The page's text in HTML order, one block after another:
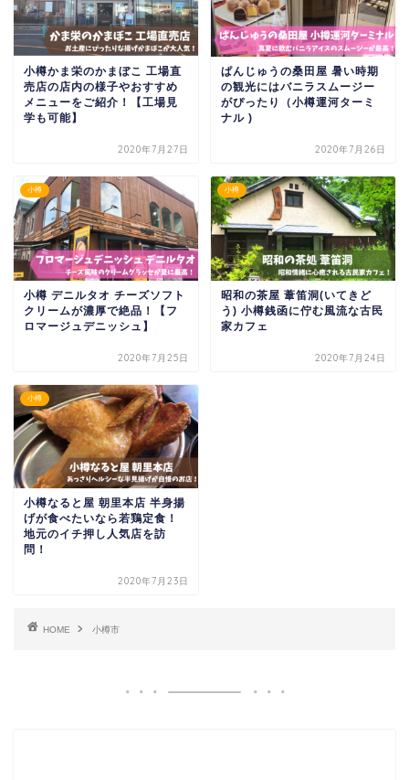
小樽かま栄のかまぼこ 工場直
売店の店内の様子やおすすめ
メニューをご紹介！【工場見
学も可能】
2020年7月27日
ぱんじゅうの桑田屋 暑い時期
の観光にはバニラスムージー
がぴったり（小樽運河ターミ
ナル )
2020年7月26日
小樽
小樽 デニルタオ チーズソフト
クリームが濃厚で絶品！【フ
ロマージュデニッシュ】
2020年7月25日
小樽
昭和の茶屋 葦笛洞(いてきど
う) 小樽銭函に佇む風流な古民
家カフェ
2020年7月24日
小樽
小樽なると屋 朝里本店 半身揚
げが食べたいなら若鶏定食！
地元のイチ押し人気店を訪
問！
2020年7月23日
HOME 小樽市